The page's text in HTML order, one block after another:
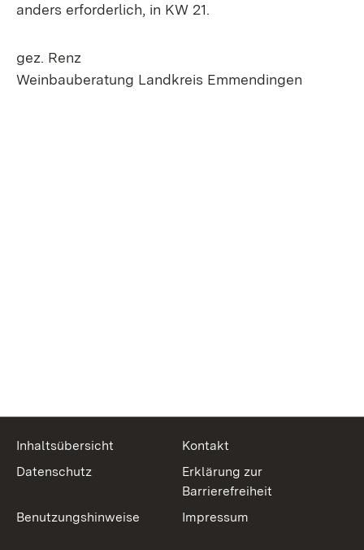
anders erforderlich, in KW 21.
gez. Renz
Weinbauberatung Landkreis Emmendingen
Inhaltsübersicht
Kontakt
Datenschutz
Erklärung zur
Barrierefreiheit
Benutzungshinweise
Impressum